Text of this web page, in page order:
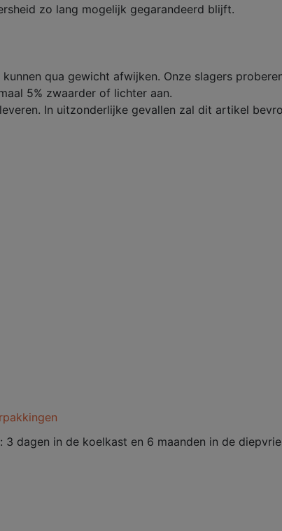
zo lang mogelijk gegarandeerd blijft.
qua gewicht afwijken. Onze slagers
5% zwaarder of lichter aan.
In uitzonderlijke gevallen zal dit artikel
3 dagen in de koelkast en 6 maanden in de